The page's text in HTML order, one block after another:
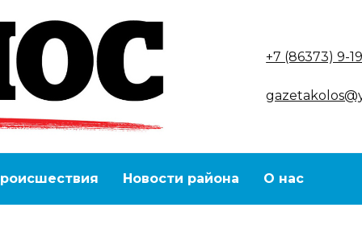
+7 (86373) 9-
Новости района О нас